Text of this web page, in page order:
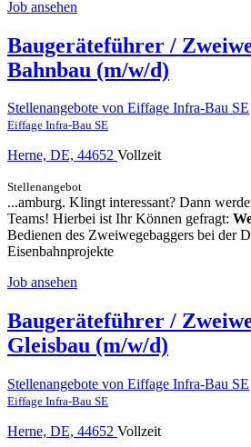
Job ansehen
Baugeräteführer /
Bahnbau (m/w/d)
Stellenangebote von Eiffage Infra-Bau SE
Eiffage Infra-Bau SE
Herne, DE, 44652 Vollzeit
Stellenangebot
...amburg. Klingt interessant? Dann
Teams! Hierbei ist Ihr Können gefragt:
Bedienen des Zweiwegebaggers bei der
Eisenbahnprojekte
Job ansehen
Baugeräteführer /
Gleisbau (m/w/d)
Stellenangebote von Eiffage Infra-Bau SE
Eiffage Infra-Bau SE
Herne, DE, 44652 Vollzeit